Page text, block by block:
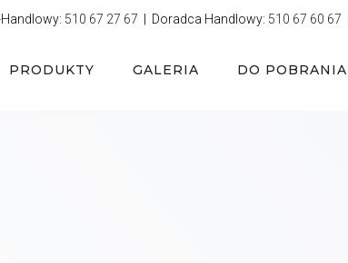
510 67 27 67 | Doradca Handlowy: 510 67 60 67
PRODUKTY GALERIA DO POBRANIA